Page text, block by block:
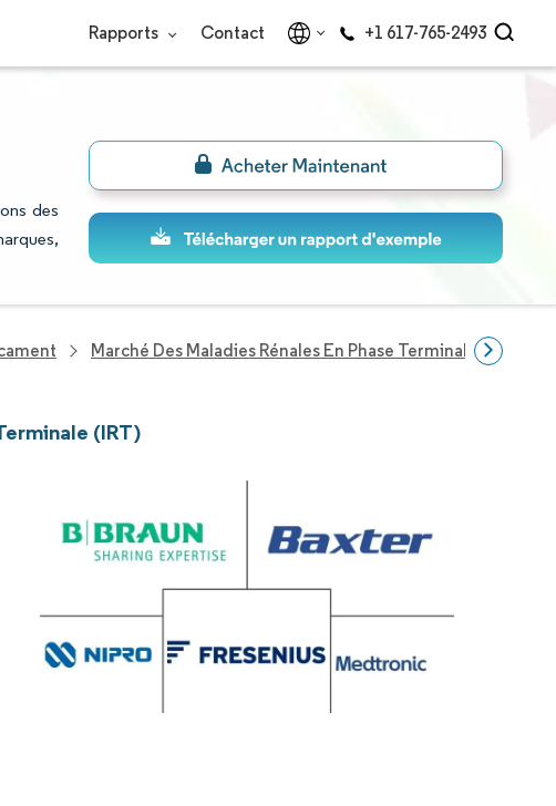
Rapports Contact +1 617-765-2493
des
Marché Des Maladies Rénales En Phase Terminale (ESRD)
(IRT)